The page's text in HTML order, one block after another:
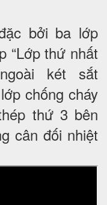
bởi ba lớp
“Lớp thứ nhất
két sắt
chống cháy
thứ 3 bên
cân đối nhiệt